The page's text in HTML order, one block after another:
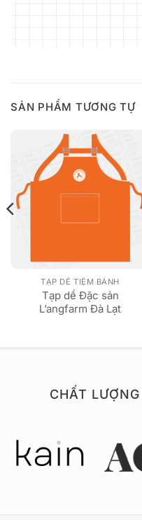
SẢN PHẨM TƯƠNG TỰ
TẠP DỀ TIỆM BÁNH
Tạp dề Đặc sản
L’angfarm Đà Lạt
CHẤT